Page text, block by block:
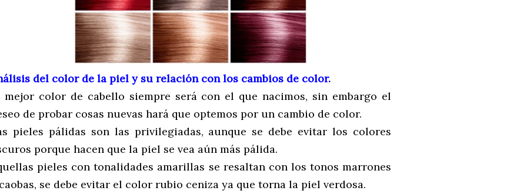
del color de la piel y su relación con los cambios de color.
mejor color de cabello siempre será con el que nacimos, sin embargo el
de probar cosas nuevas hará que optemos por un cambio de color.
pieles pálidas son las privilegiadas, aunque se debe evitar los colores
porque hacen que la piel se vea aún más pálida.
pieles con tonalidades amarillas se resaltan con los tonos marrones
se debe evitar el color rubio ceniza ya que torna la piel verdosa.